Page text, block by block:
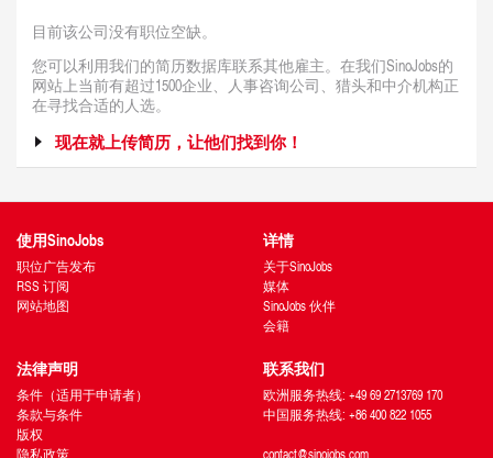
目前该公司没有职位空缺。
您可以利用我们的简历数据库联系其他雇主。在我们SinoJobs的
网站上当前有超过1500企业、人事咨询公司、猎头和中介机构正
在寻找合适的人选。
现在就上传简历，让他们找到你！
使用SinoJobs
职位广告发布
RSS 订阅
网站地图
详情
关于SinoJobs
媒体
SinoJobs 伙伴
会籍
法律声明
条件（适用于申请者）
条款与条件
版权
隐私政策
联系我们
欧洲服务热线: +49 69 2713769 170
中国服务热线: +86 400 822 1055
contact@sinojobs.com